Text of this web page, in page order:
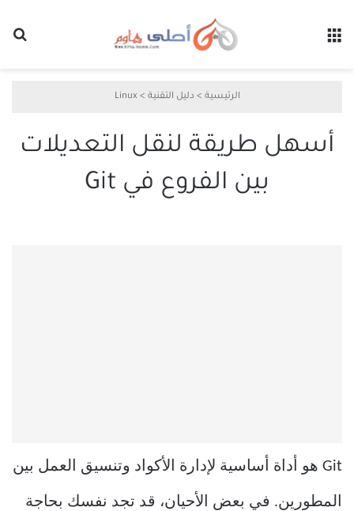
الرئيسية > دليل التقنية >
Linux
أسهل طريقة لنقل التعديلات
بين الفروع في Git
Git هو أداة أساسية لإدارة الأكواد وتنسيق العمل بين
المطورين. في بعض الأحيان، قد تجد نفسك بحاجة